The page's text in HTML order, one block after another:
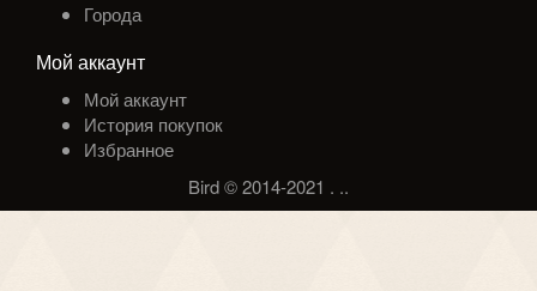
Города
Мой аккаунт
Мой аккаунт
История покупок
Избранное
Bird © 2014-2021 . ..